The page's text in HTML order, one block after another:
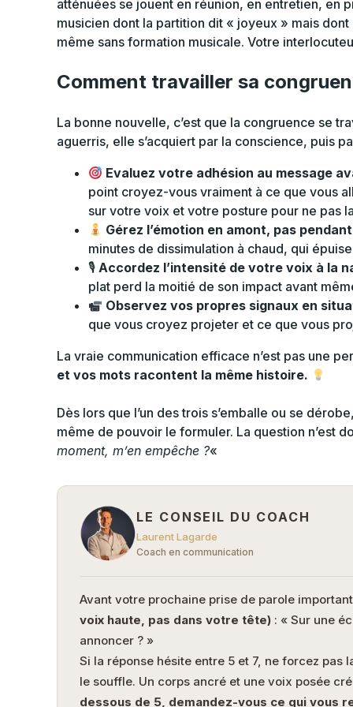
atténuées se jouent en réunion, en entretien, en
musicien dont la partition dit « joyeux » mais
même sans formation musicale. Votre
Comment travailler sa
La bonne nouvelle, c’est que la congruence se
aguerris, elle s’acquiert par la conscience, puis
Evaluez votre adhésion au message
point croyez-vous vraiment à ce que vous
sur votre voix et votre posture pour ne pas
Gérez l’émotion en amont, pas pendant
minutes de dissimulation à chaud, qui
🎙 Accordez l’intensité de votre voix à la
plat perd la moitié de son impact avant
Observez vos propres signaux en
que vous croyez projeter et ce que vous
La vraie communication efficace n’est pas une
et vos mots racontent la même histoire.
Dès lors que l’un des trois s’emballe ou se
même de pouvoir le formuler. La question n’est
moment, m’en empêche ?«
LE CONSEIL DU COACH
Laurent Lagarde
Coach en communication
Avant votre prochaine prise de parole
voix haute, pas dans votre tête) : « Sur une
annoncer ? »
Si la réponse hésite entre 5 et 7, ne forcez pas
le souffle. Un corps ancré et une voix posée
dessous de 5, demandez-vous ce qui vous